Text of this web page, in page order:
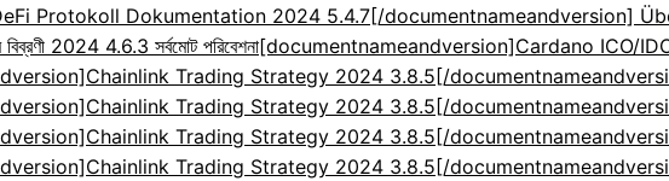
Protokoll Dokumentation 2024 5.4.7[/documentnameandversion]
2024 4.6.3 সর্বমোট পরিবেশনা[documentnameandversion]Cardano ICO/
Trading Strategy 2024 3.8.5[/
Trading Strategy 2024 3.8.5[/
Trading Strategy 2024 3.8.5[/
Trading Strategy 2024 3.8.5[/